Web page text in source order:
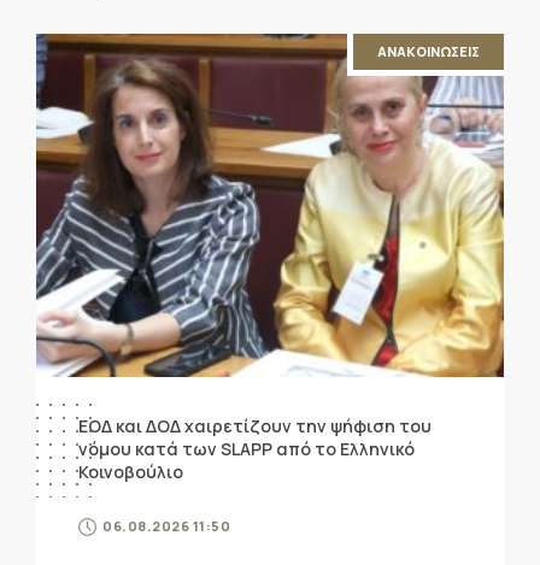
ΑΝΑΚΟΙΝΩΣΕΙΣ
ΕΟΔ και ΔΟΔ χαιρετίζουν την ψήφιση του
νόμου κατά των SLAPP από το Ελληνικό
Κοινοβούλιο
06.08.2026 11:50